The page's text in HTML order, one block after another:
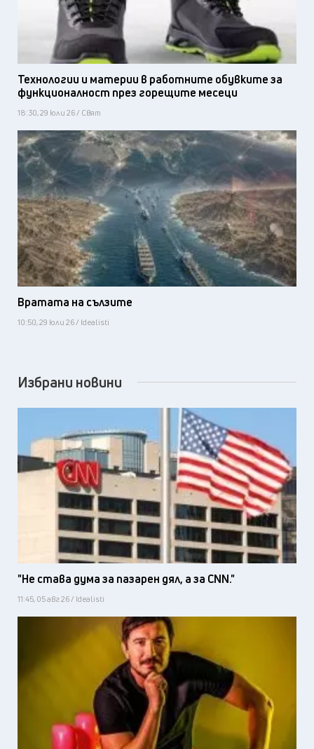
Технологии и материи в работните обувките за
функционалност през горещите месеци
18:30, 29 юли 26 / Свят
Вратата на сълзите
10:50, 29 юли 26 / Idealisti
Избрани новини
"Не става дума за пазарен дял, а за CNN."
11:45, 05 авг 26 / Idealisti